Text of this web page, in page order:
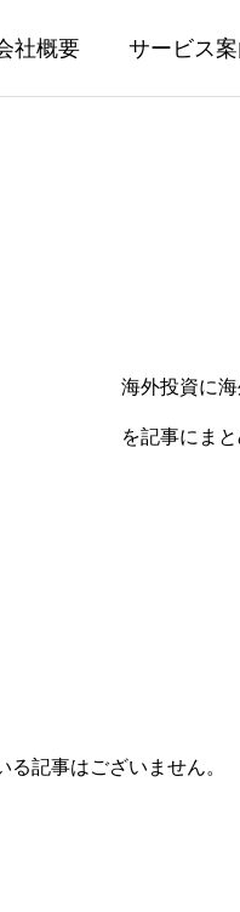
社概要 サービス
協
夏季休業の
海外投資に
を記事にまと
る記事はございません。